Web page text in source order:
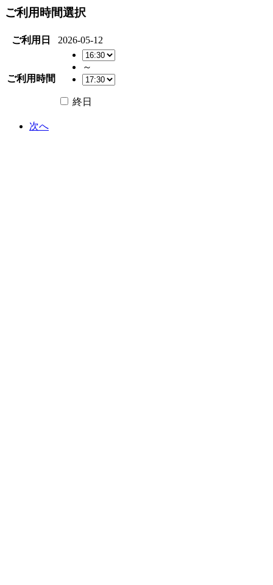
ご利用時間選択
ご利用日 2026-05-12
ご利用時間
～
終日
次へ